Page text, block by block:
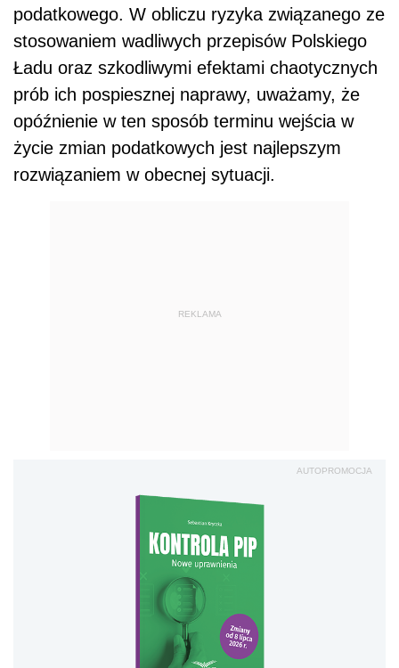
podatkowego. W obliczu ryzyka związanego ze
stosowaniem wadliwych przepisów Polskiego
Ładu oraz szkodliwymi efektami chaotycznych
prób ich pospiesznej naprawy, uważamy, że
opóźnienie w ten sposób terminu wejścia w
życie zmian podatkowych jest najlepszym
rozwiązaniem w obecnej sytuacji.
REKLAMA
AUTOPROMOCJA